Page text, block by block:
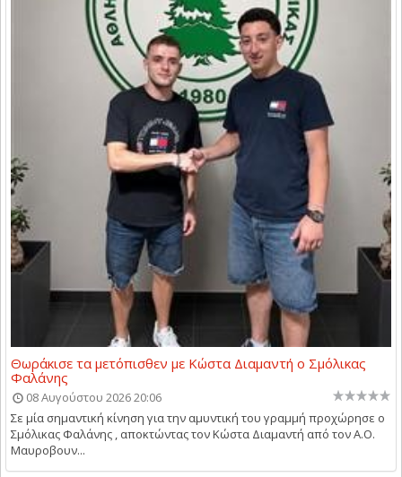
Θωράκισε τα μετόπισθεν με Κώστα Διαμαντή ο Σμόλικας
Φαλάνης
08 Αυγούστου 2026 20:06
Σε μία σημαντική κίνηση για την αμυντική του γραμμή προχώρησε ο
Σμόλικας Φαλάνης , αποκτώντας τον Κώστα Διαμαντή από τον Α.Ο.
Μαυροβουν...